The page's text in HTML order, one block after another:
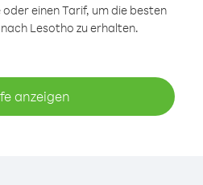
einen Tarif, um die besten
Lesotho zu erhalten.
anzeigen